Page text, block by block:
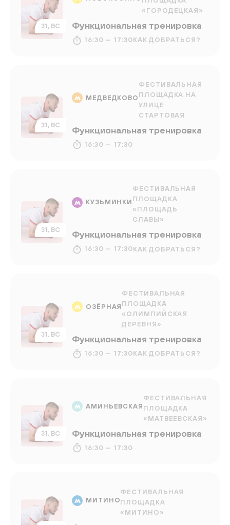
31, ВС
«ГОРОДЕЦКАЯ»
Функциональная тренировка
16:30 — 17:30КАК ДОБРАТЬСЯ?
31, ВС
МЕДВЕДКОВО
ФЕСТИВАЛЬНАЯ
ПЛОЩАДКА НА
УЛИЦЕ
СТАРТОВАЯ
Функциональная тренировка
16:30 — 17:30
31, ВС
КУЗЬМИНКИ
ФЕСТИВАЛЬНАЯ
ПЛОЩАДКА
«ПЛОЩАДЬ
СЛАВЫ»
Функциональная тренировка
16:30 — 17:30КАК ДОБРАТЬСЯ?
31, ВС
ОЗЁРНАЯ
ФЕСТИВАЛЬНАЯ
ПЛОЩАДКА
«ОЛИМПИЙСКАЯ
ДЕРЕВНЯ»
Функциональная тренировка
16:30 — 17:30КАК ДОБРАТЬСЯ?
31, ВС
АМИНЬЕВСКАЯ
ФЕСТИВАЛЬНАЯ
ПЛОЩАДКА
«МАТВЕЕВСКАЯ»
Функциональная тренировка
16:30 — 17:30
МИТИНО
ФЕСТИВАЛЬНАЯ
ПЛОЩАДКА
«МИТИНО»